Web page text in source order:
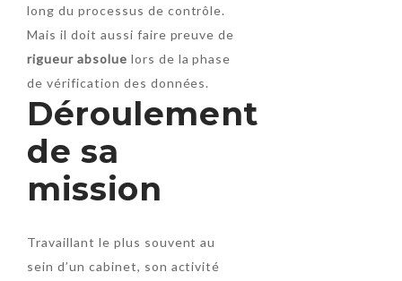
long du processus de contrôle.
Mais il doit aussi faire preuve de
rigueur absolue lors de la phase
de vérification des données.
Déroulement
de sa
mission
Travaillant le plus souvent au
sein d’un cabinet, son activité